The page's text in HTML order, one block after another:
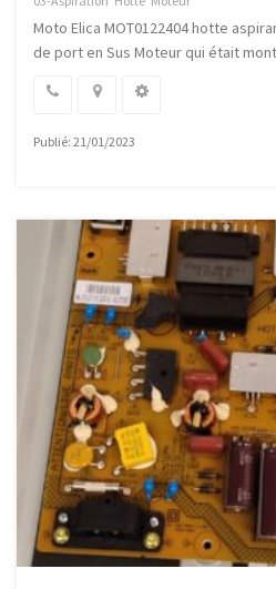
Moto Elica MOT0122404 hotte
de port en Sus Moteur qui était
Publié: 21/01/2023